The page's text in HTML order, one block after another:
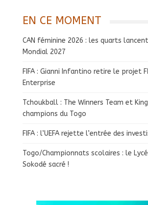
EN CE MOMENT
CAN féminine 2026 : les quarts
Mondial 2027
FIFA : Gianni Infantino retire le projet
Enterprise
Tchoukball : The Winners Team et
champions du Togo
FIFA : l’UEFA rejette l’entrée des
Togo/Championnats scolaires : le
Sokodé sacré !